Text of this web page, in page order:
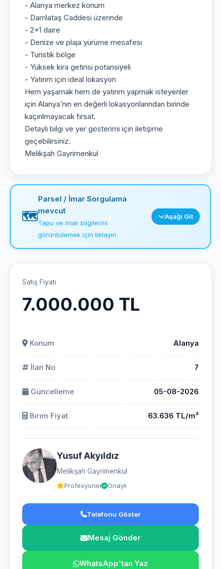
- Alanya merkez konum
- Damlataş Caddesi üzerinde
- 2+1 daire
- Denize ve plaja yürüme mesafesi
- Turistik bölge
- Yüksek kira getirisi potansiyeli
- Yatırım için ideal lokasyon
Hem yaşamak hem de yatırım yapmak isteyenler
için Alanya’nın en değerli lokasyonlarından birinde
kaçırılmayacak fırsat.
Detaylı bilgi ve yer gösterimi için iletişime
geçebilirsiniz.
Melikşah Gayrimenkul
🗺️
Parsel / İmar Sorgulama
mevcut
Tapu ve imar bilgilerini
görüntülemek için tıklayın
Aşağı Git
Satış Fiyatı
7.000.000 TL
Konum Alanya
İlan No 7
Güncelleme 05-08-2026
Birim Fiyat 63.636 TL/m²
Yusuf Akyıldız
Melikşah Gayrimenkul
Profesyonel Onaylı
Telefonu Göster
Mesaj Gönder
WhatsApp'tan Yaz